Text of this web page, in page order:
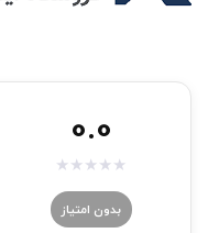
0.0
★
★
★
★
★
بدون امتیاز